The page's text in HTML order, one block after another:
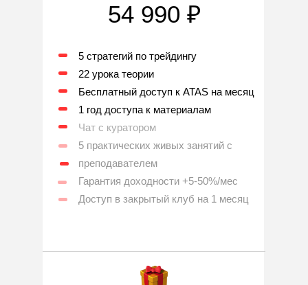
5 стратегий по трейдингу
22 урока теории
Бесплатный доступ к ATAS на месяц
1 год доступа к материалам
Чат с куратором
5 практических живых занятий с
преподавателем
Гарантия доходности +5-50%/мес
Доступ в закрытый клуб на 1 месяц
54 990 ₽